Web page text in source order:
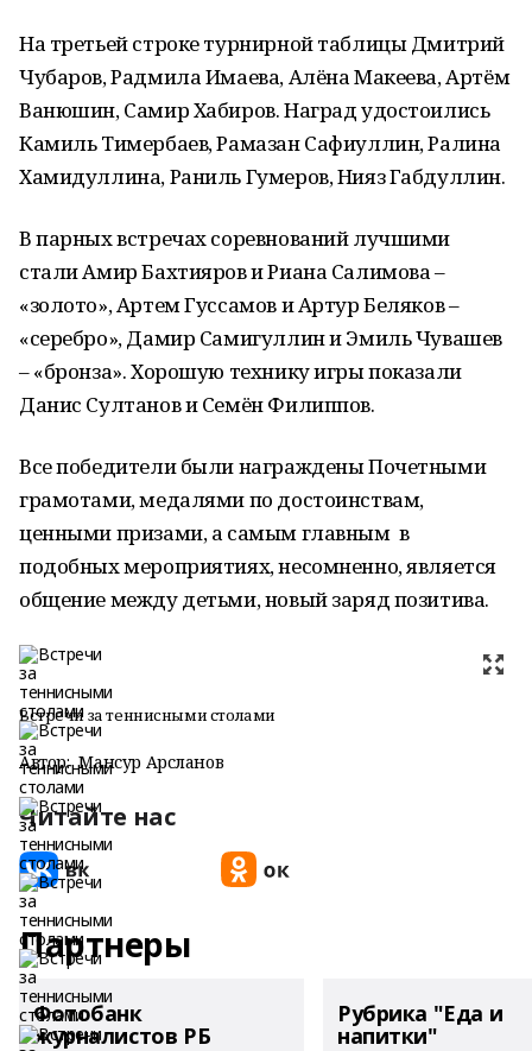
На третьей строке турнирной таблицы Дмитрий
Чубаров, Радмила Имаева, Алёна Макеева, Артём
Ванюшин, Самир Хабиров. Наград удостоились
Камиль Тимербаев, Рамазан Сафиуллин, Ралина
Хамидуллина, Раниль Гумеров, Нияз Габдуллин.
В парных встречах соревнований лучшими
стали Амир Бахтияров и Риана Салимова –
«золото», Артем Гуссамов и Артур Беляков –
«серебро», Дамир Самигуллин и Эмиль Чувашев
– «бронза». Хорошую технику игры показали
Данис Султанов и Семён Филиппов.
Все победители были награждены Почетными
грамотами, медалями по достоинствам,
ценными призами, а самым главным в
подобных мероприятиях, несомненно, является
общение между детьми, новый заряд позитива.
Встречи за теннисными столами
Автор: Мансур Арсланов
Читайте нас
Партнеры
Фотобанк
журналистов РБ
Рубрика "Еда и
напитки"